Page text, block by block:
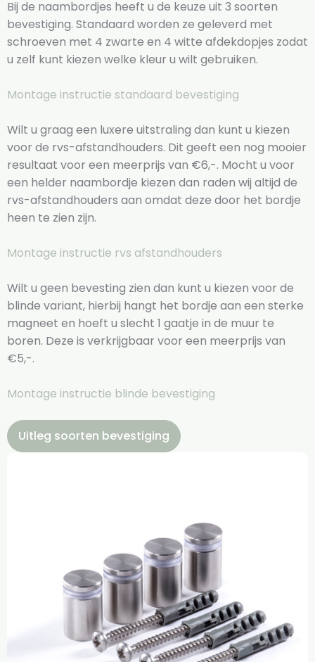
Bij de naambordjes heeft u de keuze uit 3 soorten
bevestiging. Standaard worden ze geleverd met
schroeven met 4 zwarte en 4 witte afdekdopjes zodat
u zelf kunt kiezen welke kleur u wilt gebruiken.
Montage instructie standaard bevestiging
Wilt u graag een luxere uitstraling dan kunt u kiezen
voor de rvs-afstandhouders. Dit geeft een nog mooier
resultaat voor een meerprijs van €6,-. Mocht u voor
een helder naambordje kiezen dan raden wij altijd de
rvs-afstandhouders aan omdat deze door het bordje
heen te zien zijn.
Montage instructie rvs afstandhouders
Wilt u geen bevesting zien dan kunt u kiezen voor de
blinde variant, hierbij hangt het bordje aan een sterke
magneet en hoeft u slecht 1 gaatje in de muur te
boren. Deze is verkrijgbaar voor een meerprijs van
€5,-.
Montage instructie blinde bevestiging
Uitleg soorten bevestiging